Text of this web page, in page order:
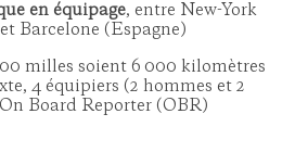
en équipage, entre New-York
Barcelone (Espagne)
milles soient 6 000 kilomètres
4 équipiers (2 hommes et 2
Board Reporter (OBR)